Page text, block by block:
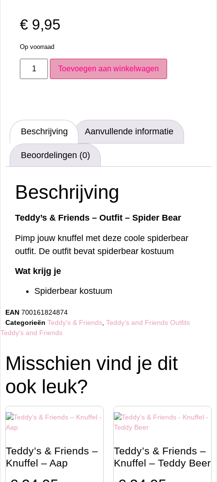
€ 9,95
Op voorraad
Toevoegen aan winkelwagen
Beschrijving Aanvullende informatie
Beoordelingen (0)
Beschrijving
Teddy’s & Friends – Outfit – Spider Bear
Pimp jouw knuffel met deze coole spiderbear
outfit. De outfit bevat spiderbear kostuum
Wat krijg je
Spiderbear kostuum
EAN 700161824874
Categorieën Teddy's & Friends, Teddy’s and Friends Outfits
Teddy's and Friends
Misschien vind je dit
ook leuk?
Teddy’s & Friends –
Knuffel – Aap
Teddy’s & Friends –
Knuffel – Teddy Beer